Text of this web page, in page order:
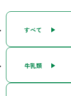
すべて
牛乳類